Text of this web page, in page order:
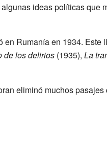
ideas políticas que
en Rumanía en 1934. Este
de los delirios(1935), La
eliminó muchos